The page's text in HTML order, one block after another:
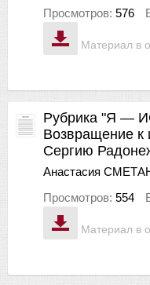
Материал в
Просмотров: 576
Материал в
Рубрика "Я —
Возвращение к
Сергию
Анастасия
Просмотров: 554